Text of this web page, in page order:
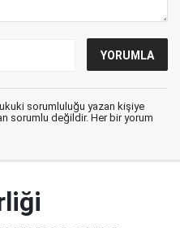
sorumluluğu yazan kişiye
sorumlu değildir. Her bir yorum